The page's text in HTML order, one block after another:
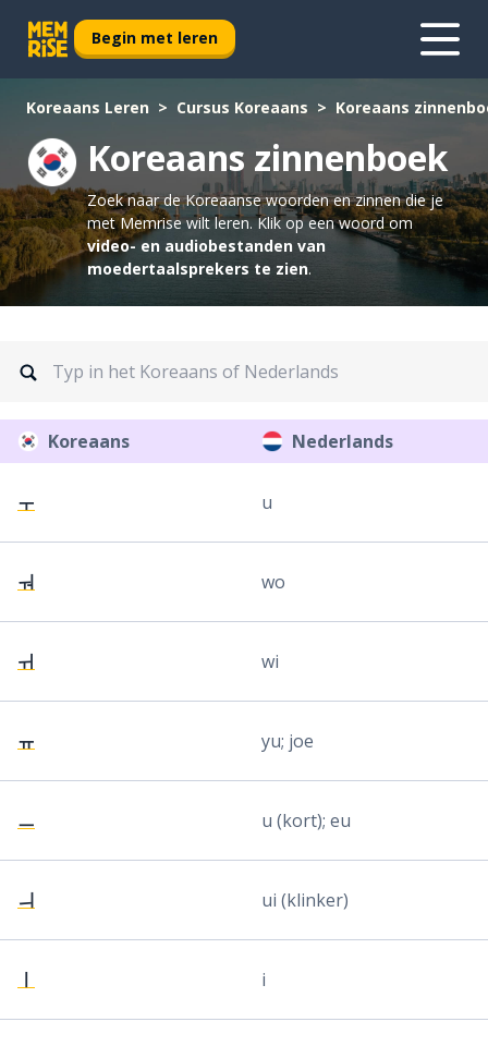
Begin met leren
Koreaans Leren Cursus Koreaans Koreaans
Koreaans zinnenboek
Zoek naar de Koreaanse woorden en zinnen die je
met Memrise wilt leren. Klik op een woord om
video- en audiobestanden van
moedertaalsprekers te zien.
Koreaans Nederlands
ㅜ u
ㅝ wo
ㅟ wi
ㅠ yu; joe
ㅡ u (kort); eu
ㅢ ui (klinker)
ㅣ i